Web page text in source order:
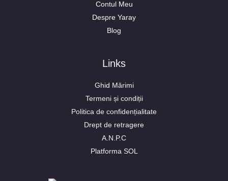
Contul Meu
Despre Yaray
Blog
Links
Ghid Mărimi
Termeni și condiții
Politica de confidențialitate
Drept de retragere
A.N.P.C
Platforma SOL